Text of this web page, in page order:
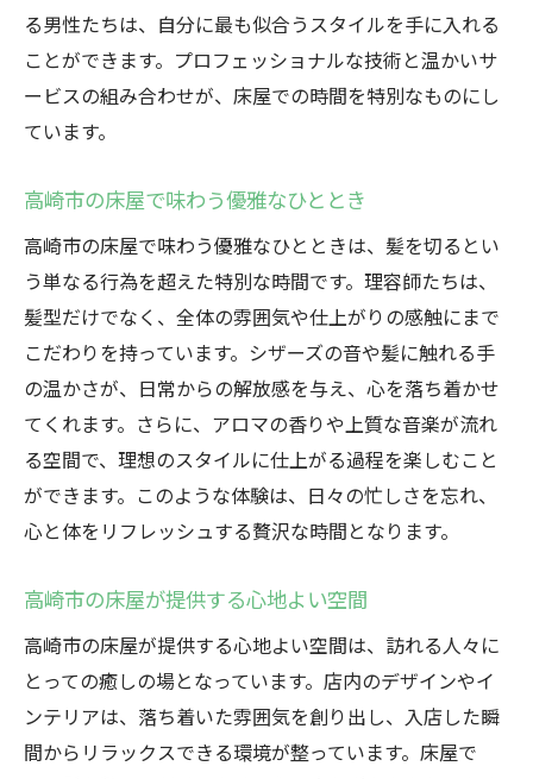
る男性たちは、自分に最も似合うスタイルを手に入れる
ことができます。プロフェッショナルな技術と温かいサ
ービスの組み合わせが、床屋での時間を特別なものにし
ています。
高崎市の床屋で味わう優雅なひととき
高崎市の床屋で味わう優雅なひとときは、髪を切るとい
う単なる行為を超えた特別な時間です。理容師たちは、
髪型だけでなく、全体の雰囲気や仕上がりの感触にまで
こだわりを持っています。シザーズの音や髪に触れる手
の温かさが、日常からの解放感を与え、心を落ち着かせ
てくれます。さらに、アロマの香りや上質な音楽が流れ
る空間で、理想のスタイルに仕上がる過程を楽しむこと
ができます。このような体験は、日々の忙しさを忘れ、
心と体をリフレッシュする贅沢な時間となります。
高崎市の床屋が提供する心地よい空間
高崎市の床屋が提供する心地よい空間は、訪れる人々に
とっての癒しの場となっています。店内のデザインやイ
ンテリアは、落ち着いた雰囲気を創り出し、入店した瞬
間からリラックスできる環境が整っています。床屋で